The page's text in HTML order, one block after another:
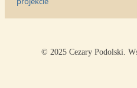
© 2025 Cezary Podolski.